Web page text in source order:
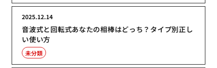
音波式と回転式あなたの相棒はどっち？タイプ別正し
い使い方
2025.12.14
未分類